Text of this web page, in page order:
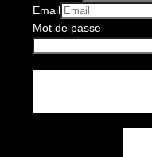
Email
Mot de passe